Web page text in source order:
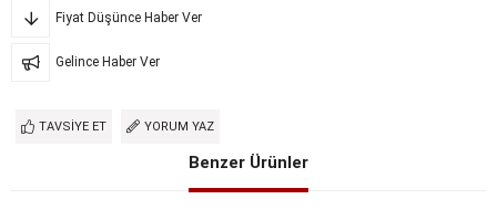
Fiyat Düşünce Haber Ver
Gelince Haber Ver
TAVSIYE ET YORUM YAZ
Benzer Ürünler